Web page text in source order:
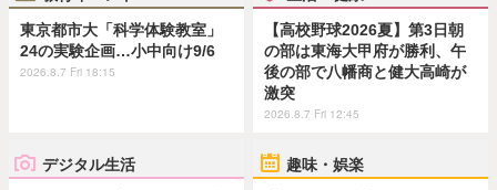
東京都市大「科学体験教室」
24の実験企画…小中向け9/6
2026.8.7 Fri 18:15
【高校野球2026夏】第3日朝
の部は東海大甲府が勝利、午
後の部で八幡商と健大高崎が
激突
2026.8.7 Fri 12:45
デジタル生活 趣味・娯楽